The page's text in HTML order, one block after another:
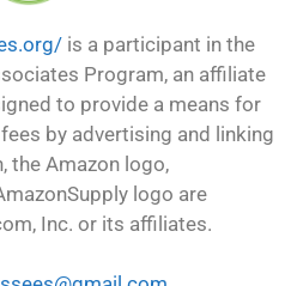
is a participant in the
Program, an affiliate
to provide a means for
by advertising and linking
the Amazon logo,
logo are
Inc. or its affiliates.